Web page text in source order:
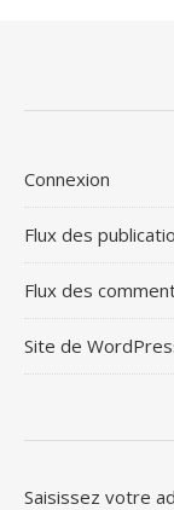
Connexion
Flux des
Flux des
Site de
Saisissez votre